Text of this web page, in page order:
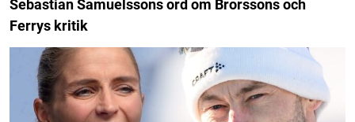
Sebastian Samuelssons ord om Brorssons och
Ferrys kritik